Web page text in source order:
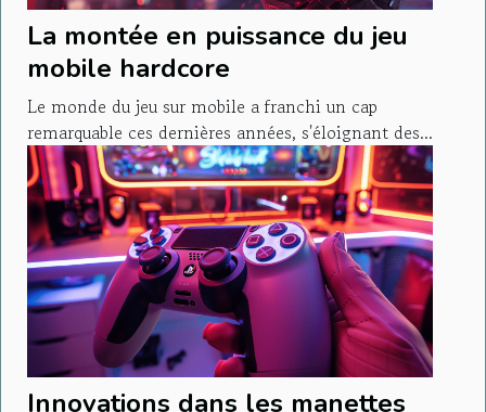
La montée en puissance du jeu
mobile hardcore
Le monde du jeu sur mobile a franchi un cap
remarquable ces dernières années, s'éloignant des...
Innovations dans les manettes